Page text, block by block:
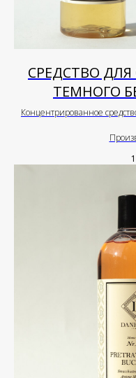
СРЕДСТВО
ТЕМНОГО
Концентрированное